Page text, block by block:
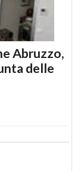
Abruzzo,
delle